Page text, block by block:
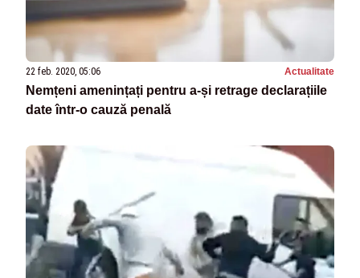
22 feb. 2020, 05:06 Actualitate
Nemțeni amenințați pentru a-și retrage declarațiile
date într-o cauză penală